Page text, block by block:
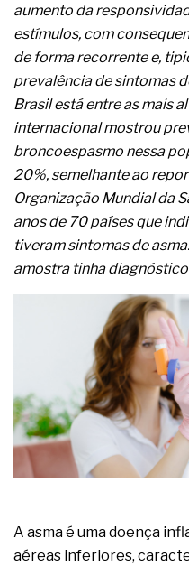
aos
Os serviços
com emulsão
Os gestores
tentar criar
NBR ISO
Os critérios
Os sintomas
O tratamento
crônica
As causas
calvície
Quando a
positivo
Os
hidráulicas
O movimento
morte
O
de
O desenho
estratégia
As variações
materiais
A IA elevou a
complexa
aumento da
estímulos, com
de forma recorrente e,
prevalência de sintomas
Brasil está entre as mais
internacional mostrou
broncoespasmo nessa
20%, semelhante ao
Organização Mundial da
anos de 70 países que
tiveram sintomas de
amostra tinha
A asma é uma doença
aéreas inferiores,